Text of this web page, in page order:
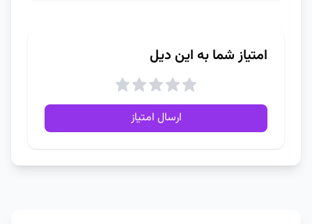
امتیاز شما به این دیل
ارسال امتیاز